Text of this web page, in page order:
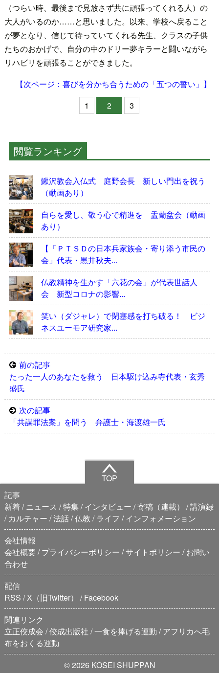
（つらい時、最後まで見放さず共に頑張ってくれる人）の
大人がいるのか……と思いました。以来、学校へ戻ること
が夢となり、信じて待っていてくれる先生、クラスの子供
たちのおかげで、自分の中のドリー夢キラーと闘いながら
リハビリを頑張ることができました。
【次ページ：喜びを分かち合うための「五つの誓い」】
1
2 3
閲覧ランキング
鰍沢教会入仏式 庭野会長 新しい門出を祝う
（動画あり）
自らを愛し、敬う心で精進を 盂蘭盆会（動画
あり）
【「ＰＴＳＤの日本兵家族会・寄り添う市民の
会」代表・黒井秋夫...
仏教精神を生かす「六花の会」が代表世話人
会 新型コロナの影響...
笑い（ダジャレ）で閉塞感を打ち破る！ ビジ
ネスユーモア研究家...
前の記事
たった一人のあなたを救う 日本駆け込み寺代表・玄秀
盛氏
次の記事
「共謀罪法案」を問う 弁護士・海渡雄一氏
TOP
記事
新着
ニュース 特集 インタビュー 寄稿（連載）
講演録
カルチャー 法話 仏教 ライフ
インフォメーション
会社情報
会社概要 プライバシーポリシー サイトポリシー
お問い
合わせ
配信
RSS X（旧Twitter）
Facebook
関連リンク
立正佼成会 佼成出版社 一食を捧げる運動
アフリカへ毛
布をおくる運動
© 2026 KOSEI SHUPPAN